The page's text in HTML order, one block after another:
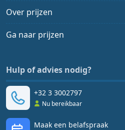
Over prijzen
Ga naar prijzen
Hulp of advies nodig?
+32 3 3002797
Nu bereikbaar
Maak een belafspraak